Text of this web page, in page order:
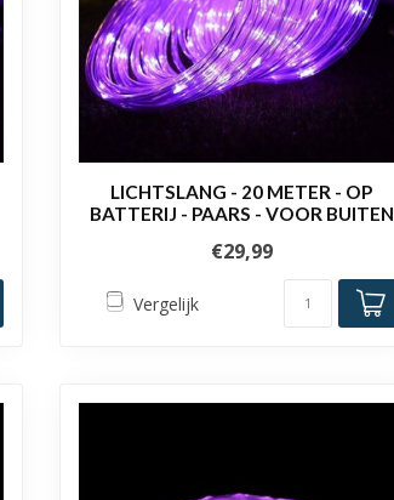
LICHTSLANG - 20 METER - OP
BATTERIJ - PAARS - VOOR BUITEN
€29,99
Vergelijk